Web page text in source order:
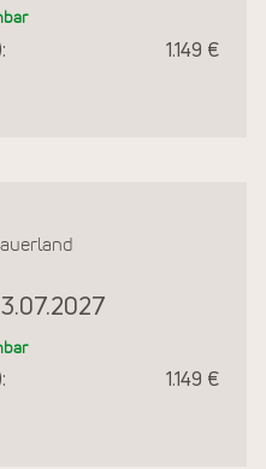
1.149 €
1.149 €